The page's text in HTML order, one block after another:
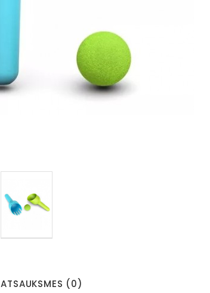
ATSAUKSMES (0)